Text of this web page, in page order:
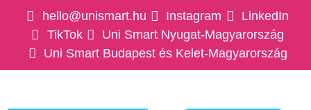
hello@unismart.hu Instagram
LinkedIn
TikTok
Uni Smart Nyugat-Magyarország
Uni Smart Budapest és Kelet-Magyarország